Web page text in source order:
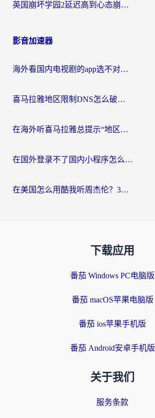
英国崩坏学园2延迟高到心态崩？海外党国服游戏加速终极指南
影音加速器
海外看国内电视剧的app选不对？这份回国加速器避坑指南帮你流畅追剧
喜马拉雅地区限制DNS怎么破？海外党听国内音乐听书的终极解决方案
在海外听喜马拉雅总提示“地区限制”？3步轻松解除+听国内音乐全攻略
在国外登录不了国内小程序怎么办？选对回国加速器，轻松解锁国内资源
在美国怎么用酷我听周杰伦？3步搞定海外听歌难题
下载应用
番茄 Windows PC电脑版
番茄 macOS苹果电脑版
番茄 ios苹果手机版
番茄 Android安卓手机版
关于我们
服务条款